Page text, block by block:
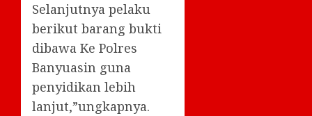
Selanjutnya pelaku
berikut barang bukti
dibawa Ke Polres
Banyuasin guna
penyidikan lebih
lanjut,”ungkapnya.